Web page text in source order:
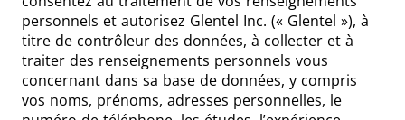
personnels et autorisez Glentel Inc. (« Glentel »), à
titre de contrôleur des données, à collecter et à
traiter des renseignements personnels vous
concernant dans sa base de données, y compris
vos noms, prénoms, adresses personnelles, le